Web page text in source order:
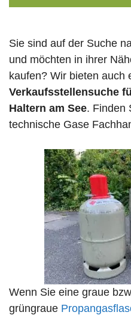
Sie sind auf der Suche
und möchten in ihrer
kaufen? Wir bieten auch
Verkaufsstellensuche
Haltern am See. Finden
technische Gase
Wenn Sie eine graue
grüngraue